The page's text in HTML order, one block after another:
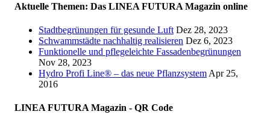
Aktuelle Themen: Das LINEA FUTURA Magazin online
Stadtbegrünungen für gesunde Luft Dez 28, 2023
Schwammstädte nachhaltig realisieren Dez 6, 2023
Funktionelle und pflegeleichte Fassadenbegrünungen
Nov 28, 2023
Hydro Profi Line® – das neue Pflanzsystem Apr 25,
2016
LINEA FUTURA Magazin - QR Code